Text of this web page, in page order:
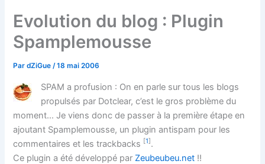
Evolution du blog : Plugin
Spamplemousse
PardZiGue/18 mai 2006
SPAM a profusion : On en parle sur tous les blogs
propulsés par Dotclear, c’est le gros problème du
moment… Je viens donc de passer à la première étape en
ajoutant Spamplemousse, un plugin antispam pour les
commentaires et les trackbacks [1] .
Ce plugin a été développé par Zeubeubeu.net !!